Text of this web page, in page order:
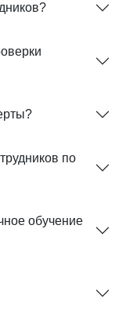
по
обучение